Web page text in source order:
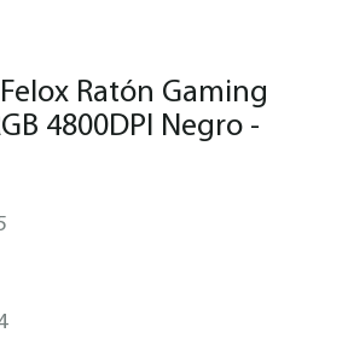
Ratón Gaming
4800DPI Negro -